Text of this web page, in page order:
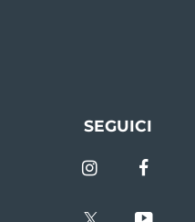
SEGUICI